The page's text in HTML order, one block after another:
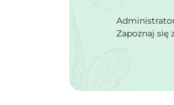
Zapoznaj się